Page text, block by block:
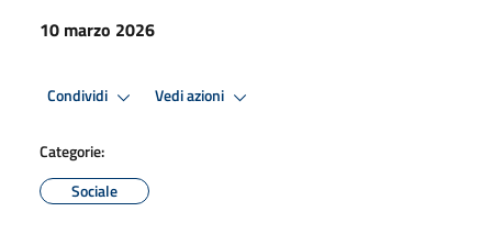
10 marzo 2026
Condividi Vedi azioni
Categorie:
Sociale